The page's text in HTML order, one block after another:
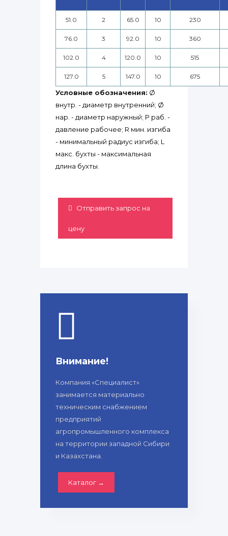
51.0 2 65.0 10 230
76.0 3 92.0 10 360
102.0 4 120.0 10 515
127.0 5 147.0 10 675
Условные обозначения: Ø
внутр. - диаметр внутренний; Ø
нар. - диаметр наружный; P раб. -
давление рабочее; R мин. изгиба
- минимальный радиус изгиба; L
макс. бухты - максимальная
длина бухты.
Отправить запрос на
цену
Внимание!
Компания «Специалист»
занимается материально
техническим снабжением
предприятий
агропромышленного комплекса
на территории западной Сибири
и Казахстана.
Каталог →